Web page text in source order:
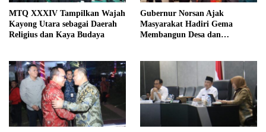
MTQ XXXIV Tampilkan Wajah
Kayong Utara sebagai Daerah
Religius dan Kaya Budaya
Gubernur Norsan Ajak
Masyarakat Hadiri Gema
Membangun Desa dan